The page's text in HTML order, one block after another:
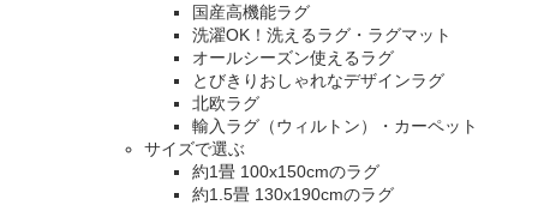
国産高機能ラグ
洗濯OK！洗えるラグ・ラグマット
オールシーズン使えるラグ
とびきりおしゃれなデザインラグ
北欧ラグ
輸入ラグ（ウィルトン）・カーペット
サイズで選ぶ
約1畳 100x150cmのラグ
約1.5畳 130x190cmのラグ